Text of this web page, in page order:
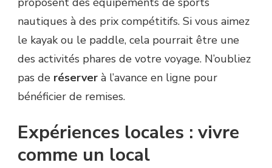
nautiques à des prix compétitifs. Si vous aimez
le kayak ou le paddle, cela pourrait être une
des activités phares de votre voyage. N’oubliez
pas de réserver à l’avance en ligne pour
bénéficier de remises.
Expériences locales : vivre
comme un local